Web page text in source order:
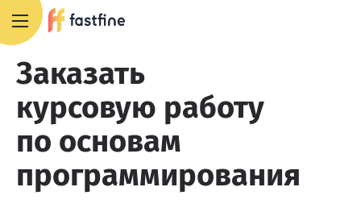
Заказать
курсовую работу
по основам
программирования